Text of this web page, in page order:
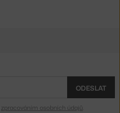
ODESLAT
zpracováním osobních údajů